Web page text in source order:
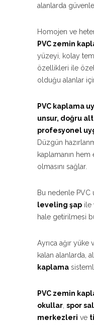
alanlarda
Homojen ve
PVC zemin
yüzeyi, kolay
özellikleri ile
olduğu alanlar
PVC kaplama
unsur, doğru alt
profesyonel
Düzgün
kaplamanın
olmasını sağlar.
Bu nedenle PVC
leveling şap ile
hale getirilmesi
Ayrıca ağır yüke
kalan alanlarda,
kaplama
PVC zemin
okullar, spor
merkezleri ve